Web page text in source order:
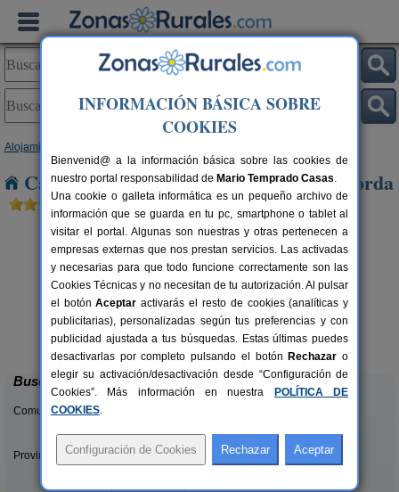
Alojamientos
Casas Rurales cerca de Siurana d´Emporda
2-6 pers.
desde47 €
Casa Rural La Cabanya
Mata (Girona)
Buscar
Comunidades:
Provincias/Islas:
INFORMACIÓN BÁSICA SOBRE
COOKIES
Bienvenid@ a la información básica sobre las cookies de
nuestro portal responsabilidad de Mario Temprado Casas.
Una cookie o galleta informática es un pequeño archivo de
información que se guarda en tu pc, smartphone o tablet al
visitar el portal. Algunas son nuestras y otras pertenecen a
empresas externas que nos prestan servicios. Las activadas
y necesarias para que todo funcione correctamente son las
Cookies Técnicas y no necesitan de tu autorización. Al pulsar
el botónAceptar activarás el resto de cookies (analíticas y
publicitarias), personalizadas según tus preferencias y con
publicidad ajustada a tus búsquedas. Estas últimas puedes
desactivarlas por completo pulsando el botón Rechazar o
elegir su activación/desactivación desde “Configuración de
Cookies”. Más información en nuestra
POLÍTICA DE
COOKIES.